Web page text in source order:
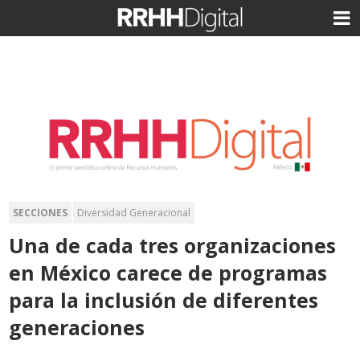
SECCIONES Diversidad Generacional
Una de cada tres organizaciones
en México carece de programas
para la inclusión de diferentes
generaciones